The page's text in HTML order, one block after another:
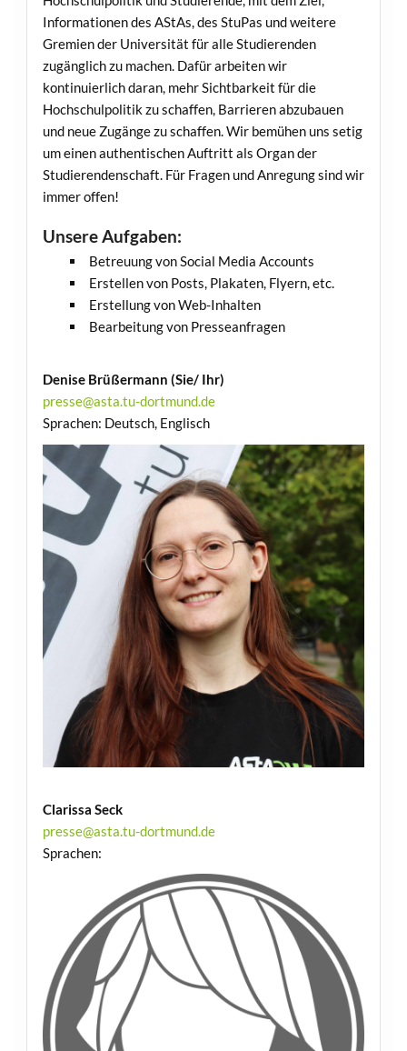
Informationen des AStAs, des StuPas und weitere
Gremien der Universität für alle Studierenden
zugänglich zu machen. Dafür arbeiten wir
kontinuierlich daran, mehr Sichtbarkeit für die
Hochschulpolitik zu schaffen, Barrieren abzubauen
und neue Zugänge zu schaffen. Wir bemühen uns setig
um einen authentischen Auftritt als Organ der
Studierendenschaft. Für Fragen und Anregung sind wir
immer offen!
Unsere Aufgaben:
Betreuung von Social Media Accounts
Erstellen von Posts, Plakaten, Flyern, etc.
Erstellung von Web-Inhalten
Bearbeitung von Presseanfragen
Denise Brüßermann (Sie/ Ihr)
presse@asta.tu-dortmund.de
Sprachen: Deutsch, Englisch
Clarissa Seck
presse@asta.tu-dortmund.de
Sprachen: